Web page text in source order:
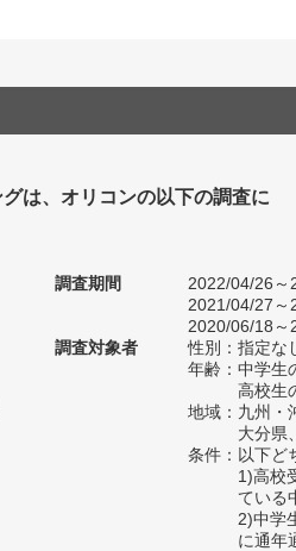
は、オリコンの以下の調査に
調査期間
2022/04/26～
2021/04/27～
2020/06/18～
調査対象者
性別：指定な
年齢：中学生
高校生
地域：九州・
大分県
条件：以下ど
1)高校
ている
2)中学
に通年